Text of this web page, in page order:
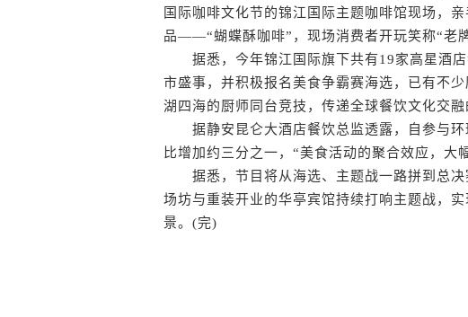
国际咖啡文化节的锦江国际主题咖啡馆现场，
品——“蝴蝶酥咖啡”，现场消费者开玩笑称“老
据悉，今年锦江国际旗下共有19家高星酒店
市盛事，并积极报名美食争霸赛海选，已有不
湖四海的厨师同台竞技，传递全球餐饮文化交融
据静安昆仑大酒店餐饮总监透露，自参与环
比增加约三分之一，“美食活动的聚合效应，大
据悉，节目将从海选、主题战一路拼到总决
场坊与重装开业的华亭宾馆持续打响主题战，
景。(完)